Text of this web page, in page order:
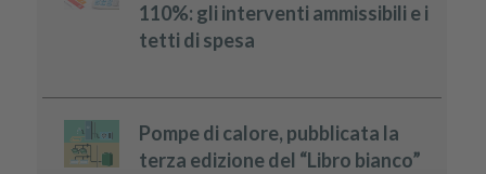
110%: gli interventi ammissibili e i
tetti di spesa
Pompe di calore, pubblicata la
terza edizione del “Libro bianco”